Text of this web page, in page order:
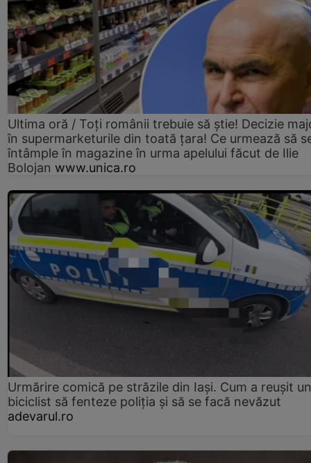
Ultima oră / Toți românii trebuie să știe! Decizie
în supermarketurile din toată țara! Ce urmează să
întâmple în magazine în urma apelului făcut de Ilie
Bolojan www.unica.ro
Urmărire comică pe străzile din Iași. Cum a reușit un
biciclist să fenteze poliția și să se facă nevăzut
adevarul.ro